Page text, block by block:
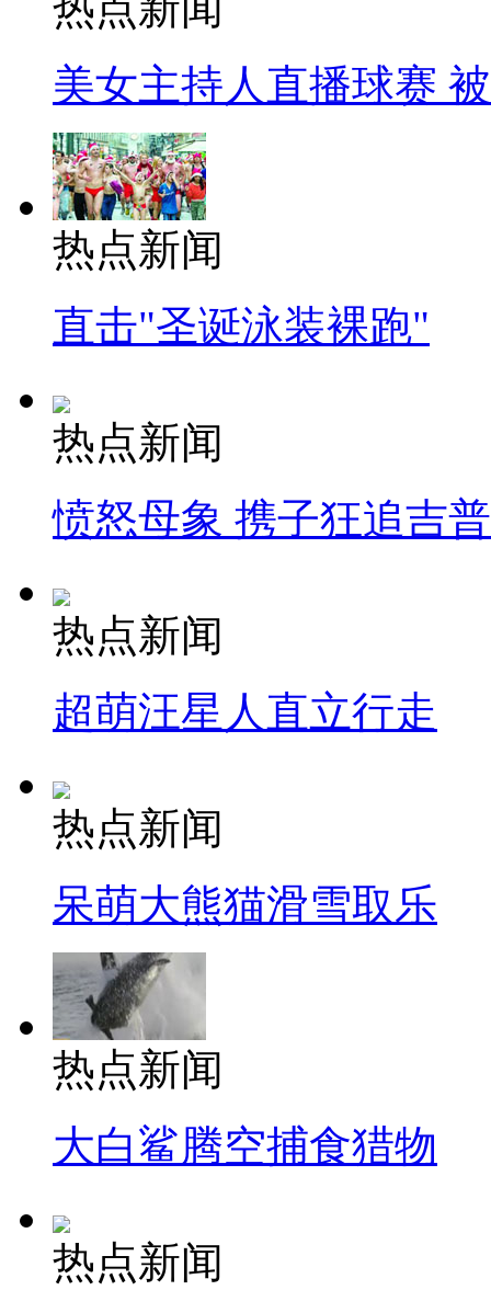
美女主持人直播球赛
热点新闻
直击"圣诞泳装裸跑"
热点新闻
愤怒母象 携子狂追吉
热点新闻
超萌汪星人直立行走
热点新闻
呆萌大熊猫滑雪取乐
热点新闻
大白鲨腾空捕食猎物
热点新闻